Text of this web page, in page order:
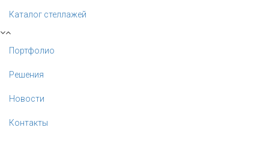
Каталог стеллажей
Портфолио
Решения
Новости
Контакты